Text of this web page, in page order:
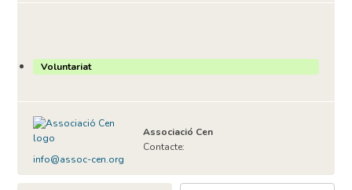
Voluntariat
Associació Cen
Contacte:
info@assoc-cen.org